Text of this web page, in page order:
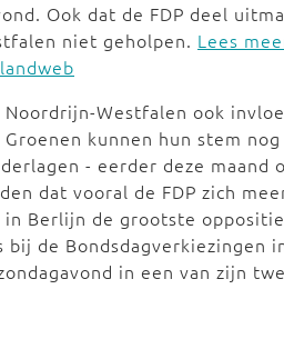
Ook dat de FDP deel
niet geholpen. Lees
Westfalen ook
kunnen hun stem
- eerder deze maand
dat vooral de FDP zich
in Berlijn de grootste
de Bondsdagverkiezingen
in een van zijn